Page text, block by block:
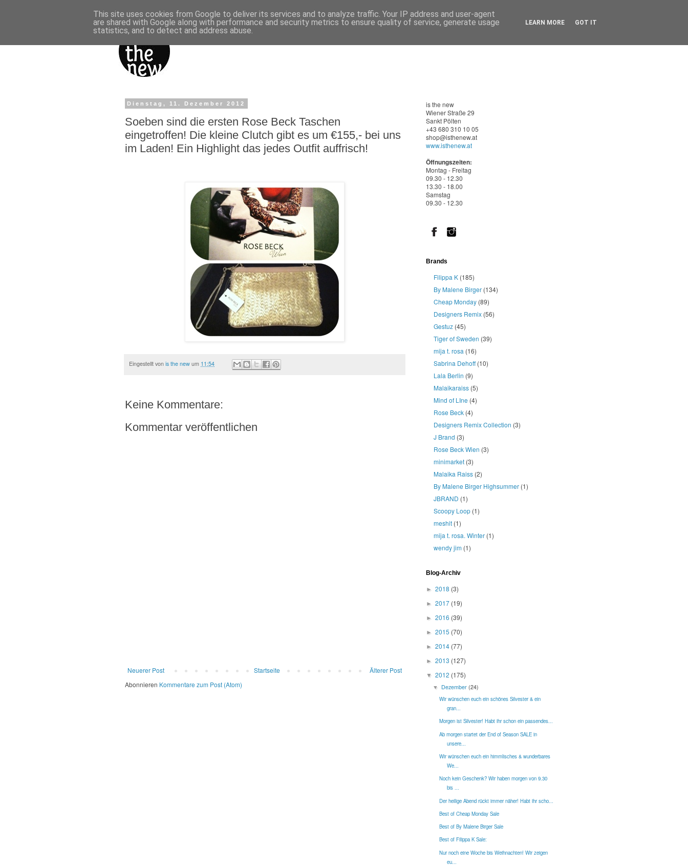
Dienstag, 11. Dezember 2012
Soeben sind die ersten Rose Beck Taschen
eingetroffen! Die kleine Clutch gibt es um €155,- bei uns
im Laden! Ein Highlight das jedes Outfit auffrisch!
Eingestellt von is the new um 11:54
Keine Kommentare:
Kommentar veröffentlichen
Neuerer Post Älterer Post
Startseite
Abonnieren Kommentare zum Post (Atom)
is the new
WienerStraße 29
Sankt Pölten
+43 680 310 10 05
shop@isthenew.at
www.isthenew.at
Öffnungszeiten:
Montag - Freitag
09.30 - 12.30
13.30 - 18.00
Samstag
09.30 - 12.30
Brands
Filippa K (185)
By Malene Birger (134)
Cheap Monday (89)
Designers Remix (56)
Gestuz (45)
Tiger of Sweden (39)
mija t. rosa (16)
Sabrina Dehoff (10)
Lala Berlin (9)
Malaikaraiss (5)
Mind of LIne (4)
Rose Beck (4)
Designers Remix Collection (3)
J Brand (3)
Rose Beck Wien (3)
minimarket (3)
Malaika Raiss (2)
By Malene Birger Highsummer (1)
JBRAND (1)
Scoopy Loop (1)
meshit (1)
mija t. rosa. Winter (1)
wendy jim (1)
Blog-Archiv
► 2018 (3)
► 2017 (19)
► 2016 (39)
► 2015 (70)
► 2014 (77)
► 2013 (127)
▼ 2012 (175)
▼ Dezember (24)
Wir wünschen euch ein schönes Silvester & ein
gran...
Morgen ist Silvester! Habt ihr schon ein passendes...
Ab morgen startet der End of Season SALE in
unsere...
Wir wünschen euch ein himmlisches & wunderbares
We...
Noch kein Geschenk? Wir haben morgen von 9.30
bis ...
Der heilige Abend rückt immer näher! Habt ihr scho...
Best of Cheap Monday Sale
Best of By Malene Birger Sale
Best of Filippa K Sale:
Nur noch eine Woche bis Weihnachten! Wir zeigen
eu...
This site uses cookies from Google to deliver its services and to analyze traffic. Your IP address and user-agent
are shared with Google along with performance and security metrics to ensure quality of service, generate usage
statistics, and to detect and address abuse.
LEARN MORE GOT IT